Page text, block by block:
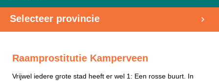
Selecteer provincie
Raamprostitutie Kamperveen
Vrijwel iedere grote stad heeft er wel 1: Een rosse buurt. In